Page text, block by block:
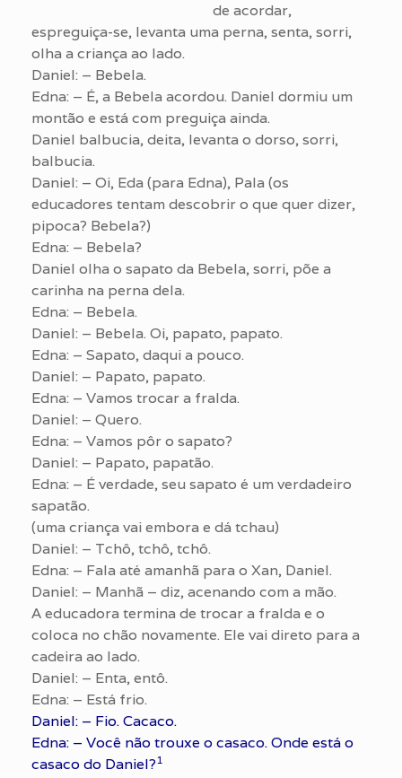
de acordar,
espreguiça-se, levanta uma perna, senta, sorri,
olha a criança ao lado.
Daniel: – Bebela.
Edna: – É, a Bebela acordou. Daniel dormiu um
montão e está com preguiça ainda.
Daniel balbucia, deita, levanta o dorso, sorri,
balbucia.
Daniel: – Oi, Eda (para Edna), Pala (os
educadores tentam descobrir o que quer dizer,
pipoca? Bebela?)
Edna: – Bebela?
Daniel olha o sapato da Bebela, sorri, põe a
carinha na perna dela.
Edna: – Bebela.
Daniel: – Bebela. Oi, papato, papato.
Edna: – Sapato, daqui a pouco.
Daniel: – Papato, papato.
Edna: – Vamos trocar a fralda.
Daniel: – Quero.
Edna: – Vamos pôr o sapato?
Daniel: – Papato, papatão.
Edna: – É verdade, seu sapato é um verdadeiro
sapatão.
(uma criança vai embora e dá tchau)
Daniel: – Tchô, tchô, tchô.
Edna: – Fala até amanhã para o Xan, Daniel.
Daniel: – Manhã – diz, acenando com a mão.
A educadora termina de trocar a fralda e o
coloca no chão novamente. Ele vai direto para a
cadeira ao lado.
Daniel: – Enta, entô.
Edna: – Está frio.
Daniel: – Fio. Cacaco.
Edna: – Você não trouxe o casaco. Onde está o
casaco do Daniel?1